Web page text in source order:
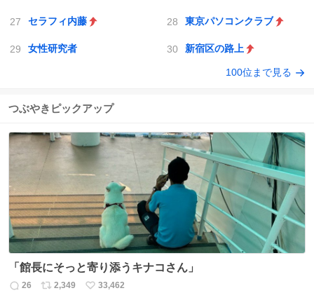
セラフィ内藤 東京パソコンクラブ
女性研究者 新宿区の路上
100位まで見る
つぶやきピックアップ
「館長にそっと寄り添うキナコさん」
返
26
リ
2,349
い
33,462